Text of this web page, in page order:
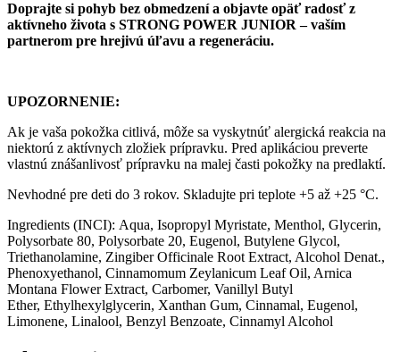
Doprajte si pohyb bez obmedzení a objavte opäť radosť z
aktívneho života s STRONG POWER JUNIOR – vaším
partnerom pre hrejivú úľavu a regeneráciu.
UPOZORNENIE:
Ak je vaša pokožka citlivá, môže sa vyskytnúť alergická reakcia na
niektorú z aktívnych zložiek prípravku. Pred aplikáciou preverte
vlastnú znášanlivosť prípravku na malej časti pokožky na predlaktí.
Nevhodné pre deti do 3 rokov. Skladujte pri teplote +5 až +25 °C.
Ingredients (INCI): Aqua, Isopropyl Myristate, Menthol, Glycerin,
Polysorbate 80, Polysorbate 20, Eugenol, Butylene Glycol,
Triethanolamine, Zingiber Officinale Root Extract, Alcohol Denat.,
Phenoxyethanol, Cinnamomum Zeylanicum Leaf Oil, Arnica
Montana Flower Extract, Carbomer, Vanillyl Butyl
Ether, Ethylhexylglycerin, Xanthan Gum, Cinnamal, Eugenol,
Limonene, Linalool, Benzyl Benzoate, Cinnamyl Alcohol